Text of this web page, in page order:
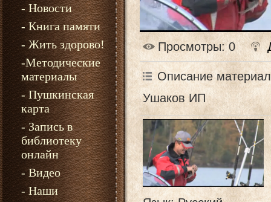
- Новости
- Книга памяти
- Жить здорово!
-Методические
материалы
- Пушкинская
карта
- Запись в
библиотеку
онлайн
- Видео
- Наши
Просмотры: 0
Описание
Ушаков ИП